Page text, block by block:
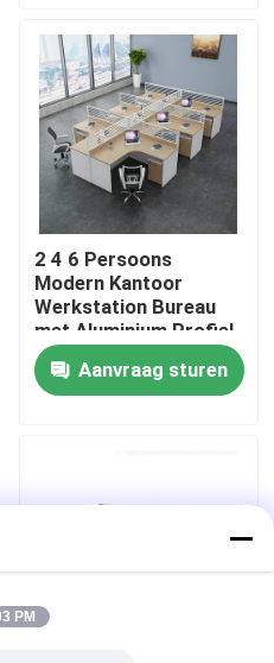
2 4 6 Persoons
Modern Kantoor
Werkstation Bureau
met Aluminium Profiel
Stof Materiaal en
30mm Dik Paneel
Aanvraag sturen
PM